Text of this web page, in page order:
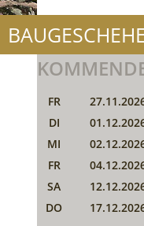
FR
DI
MI
FR
SA
DO